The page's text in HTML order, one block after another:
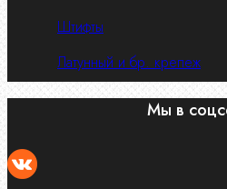
Штифты
Латунный и бр. крепеж
Мы в